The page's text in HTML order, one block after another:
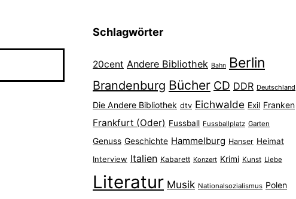
Schlagwörter
20cent Andere Bibliothek Bahn Berlin
Brandenburg Bücher CD DDR Deutschland
Die Andere Bibliothek dtv Eichwalde Exil Franken
Frankfurt (Oder) Fussball Fussballplatz Garten
Genuss Geschichte Hammelburg Hanser Heimat
Interview Italien Kabarett Konzert Krimi Kunst Liebe
Literatur Musik Nationalsozialismus Polen